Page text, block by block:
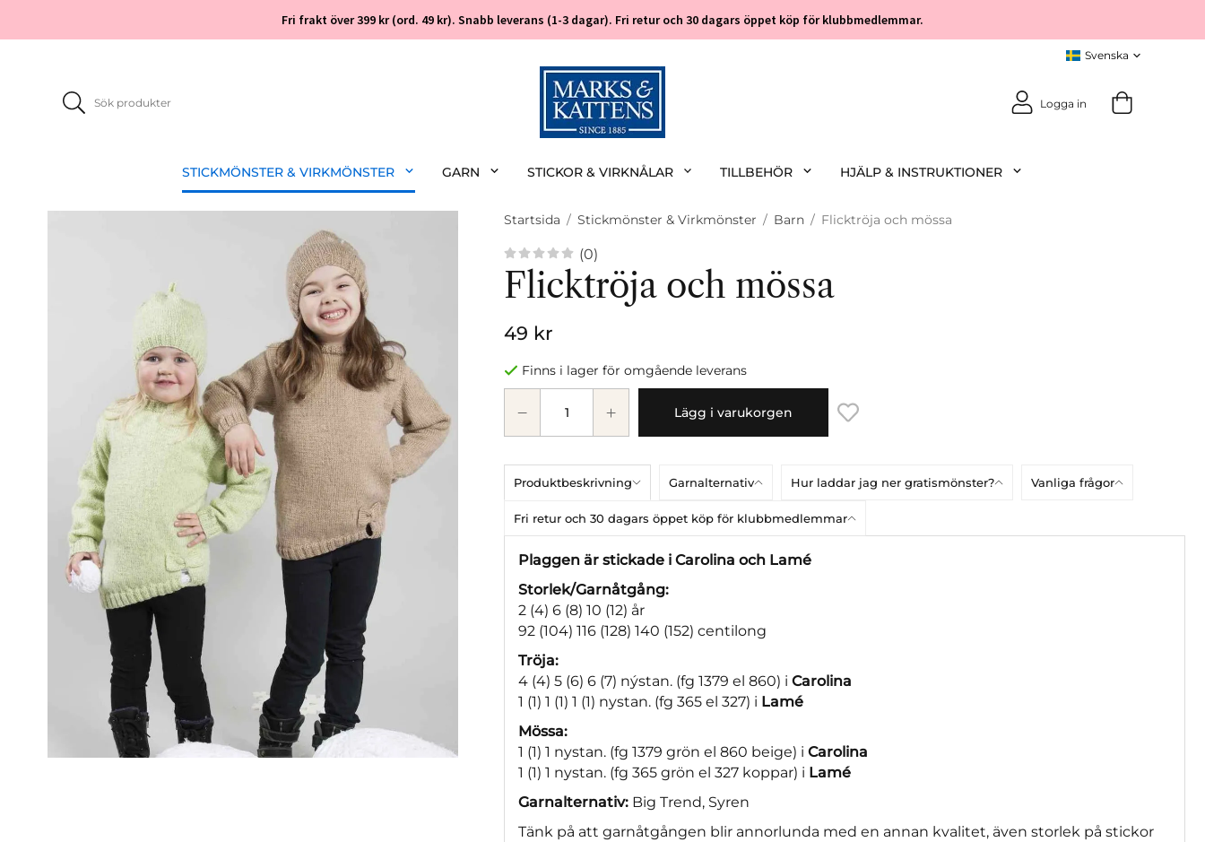
Fri frakt över 399 kr (ord. 49 kr). Snabb leverans (1-3 dagar). Fri retur och 30 dagars öppet köp för klubbmedlemmar.
Logga in
STICKMÖNSTER & VIRKMÖNSTER GARN STICKOR & VIRKNÅLAR TILLBEHÖR HJÄLP & INSTRUKTIONER
Startsida / Stickmönster & Virkmönster / Barn / Flicktröja och mössa
(0)
Flicktröja och mössa
49 kr
Finns i lager för omgående leverans
Lägg i varukorgen
Produktbeskrivning Garnalternativ Hur laddar jag ner gratismönster? Vanliga frågor
Fri retur och 30 dagars öppet köp för klubbmedlemmar
Plaggen är stickade i Carolina och Lamé
Storlek/Garnåtgång:
2 (4) 6 (8) 10 (12) år
92 (104) 116 (128) 140 (152) centilong
Tröja:
4 (4) 5 (6) 6 (7) nýstan. (fg 1379 el 860) i Carolina
1 (1) 1 (1) 1 (1) nystan. (fg 365 el 327) i Lamé
Mössa:
1 (1) 1 nystan. (fg 1379 grön el 860 beige) i Carolina
1 (1) 1 nystan. (fg 365 grön el 327 koppar) i Lamé
Garnalternativ: Big Trend, Syren
Tänk på att garnåtgången blir annorlunda med en annan kvalitet, även storlek på stickor